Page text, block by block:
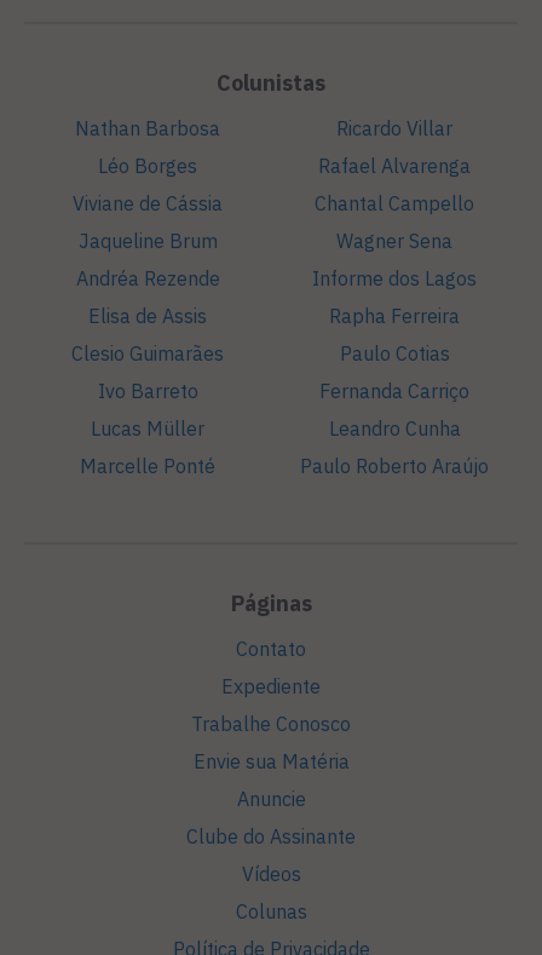
Colunistas
Nathan Barbosa
Léo Borges
Viviane de Cássia
Jaqueline Brum
Andréa Rezende
Elisa de Assis
Clesio Guimarães
Ivo Barreto
Lucas Müller
Marcelle Ponté
Ricardo Villar
Rafael Alvarenga
Chantal Campello
Wagner Sena
Informe dos Lagos
Rapha Ferreira
Paulo Cotias
Fernanda Carriço
Leandro Cunha
Paulo Roberto Araújo
Páginas
Contato
Expediente
Trabalhe Conosco
Envie sua Matéria
Anuncie
Clube do Assinante
Vídeos
Colunas
Política de Privacidade